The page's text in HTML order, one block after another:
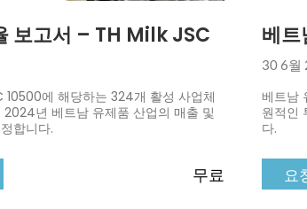
보고서 – TH Milk JSC
10500에 해당하는 324개 활성 사업체
2024년 베트남 유제품 산업의 매출 및
합니다.
무료
베트
30 6월
베트남
원적인
다.
요